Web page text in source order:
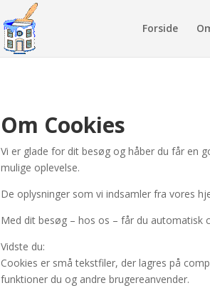
Forside
Om Cookies
Vi er glade for dit besøg og håber du får en
mulige oplevelse.
De oplysninger som vi indsamler fra vores
Med dit besøg – hos os – får du automatisk
Vidste du:
Cookies er små tekstfiler, der lagres på
funktioner du og andre brugereanvender.